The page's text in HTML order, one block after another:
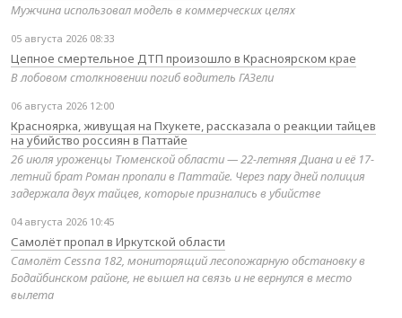
Мужчина использовал модель в коммерческих целях
05 августа 2026 08:33
Цепное смертельное ДТП произошло в Красноярском крае
В лобовом столкновении погиб водитель ГАЗели
06 августа 2026 12:00
Красноярка, живущая на Пхукете, рассказала о реакции тайцев
на убийство россиян в Паттайе
26 июля уроженцы Тюменской области — 22-летняя Диана и её 17-
летний брат Роман пропали в Паттайе. Через пару дней полиция
задержала двух тайцев, которые признались в убийстве
04 августа 2026 10:45
Самолёт пропал в Иркутской области
Самолёт Cessna 182, мониторящий лесопожарную обстановку в
Бодайбинском районе, не вышел на связь и не вернулся в место
вылета